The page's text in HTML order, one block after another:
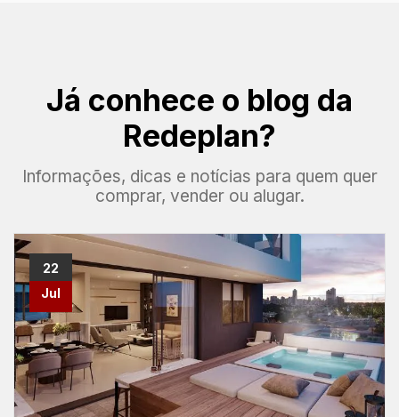
Já conhece o blog da
Redeplan?
Informações, dicas e notícias para quem quer
comprar, vender ou alugar.
22
Jul